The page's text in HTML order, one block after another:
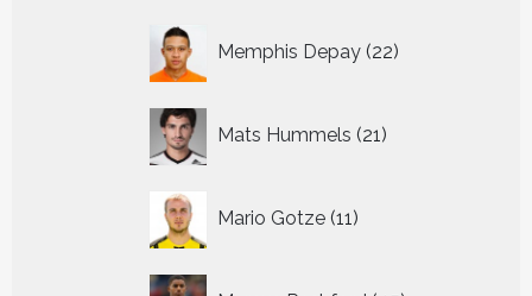
Memphis Depay 22
producten
Mats Hummels 21
producten
Mario Gotze 11
producten